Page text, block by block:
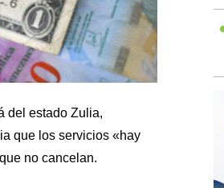
del estado Zulia,
que los servicios «hay
no cancelan.